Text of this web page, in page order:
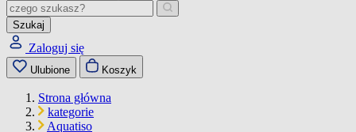
Szukaj
Zaloguj się
Ulubione Koszyk
Strona główna
kategorie
Aquatiso